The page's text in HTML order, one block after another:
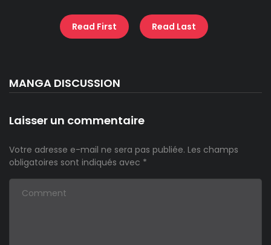
Read First Read Last
MANGA DISCUSSION
Laisser un commentaire
Votre adresse e-mail ne sera pas publiée. Les champs
obligatoires sont indiqués avec *